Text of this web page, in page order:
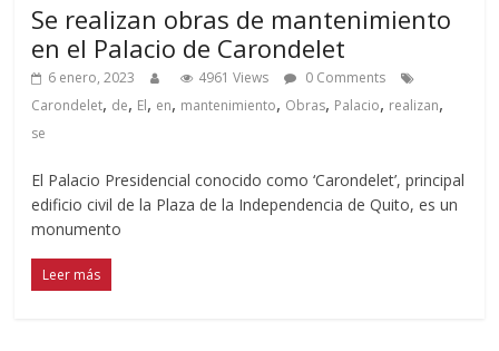
Se realizan obras de mantenimiento
en el Palacio de Carondelet
6 enero, 2023 4961 Views
0 Comments
Carondelet, de, El, en, mantenimiento, Obras, Palacio, realizan,
se
El Palacio Presidencial conocido como ‘Carondelet’, principal
edificio civil de la Plaza de la Independencia de Quito, es un
monumento
Leer más